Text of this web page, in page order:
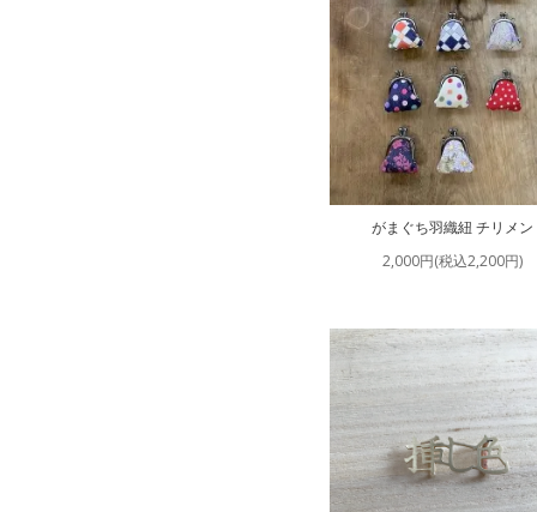
がまぐち羽織紐 チリメン
2,000円(税込2,200円)